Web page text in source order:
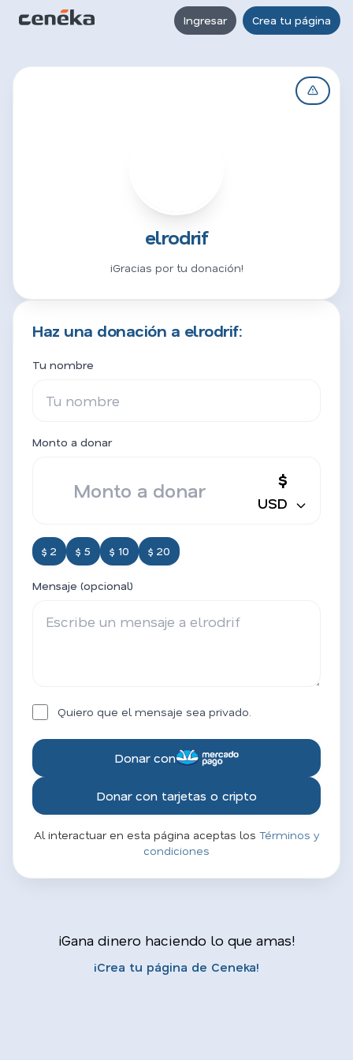
Ingresar Crea tu página
elrodrif
¡Gracias por tu donación!
Haz una donación a elrodrif:
Tu nombre
Monto a donar
$
USD
$ 2 $ 5 $ 10 $ 20
Mensaje (opcional)
Quiero que el mensaje sea privado.
Donar con
Donar con tarjetas o cripto
Al interactuar en esta página aceptas los Términos y
condiciones
¡Gana dinero haciendo lo que amas!
¡Crea tu página de Ceneka!